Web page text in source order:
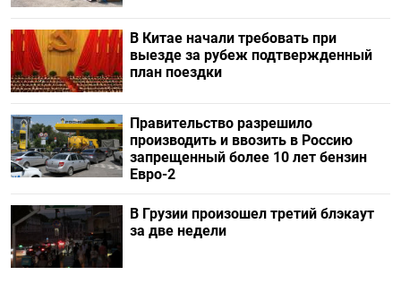
В Китае начали требовать при
выезде за рубеж подтвержденный
план поездки
Правительство разрешило
производить и ввозить в Россию
запрещенный более 10 лет бензин
Евро-2
В Грузии произошел третий блэкаут
за две недели